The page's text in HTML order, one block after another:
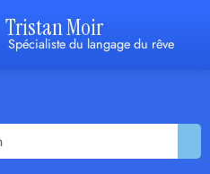
Tristan Moir
Spécialiste du langage du rêve